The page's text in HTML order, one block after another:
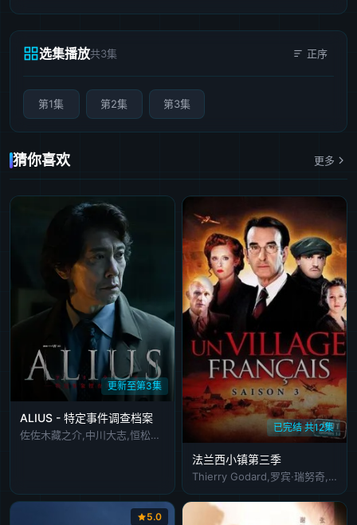
选集播放共3集 正序
第1集 第2集 第3集
猜你喜欢 更多
更新至第3集
ALIUS - 特定事件调查档案
佐佐木藏之介,中川大志,恒松祐里,长谷川初范,猪塚健太,池田良,松浦祐也,大河内浩,山中崇,坂井真纪
已完结 共12集
法兰西小镇第三季
Thierry Godard,罗宾·瑞努奇,奥德雷·弗勒罗
5.0